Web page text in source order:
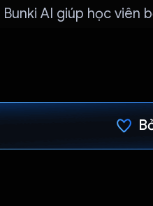
Bunki AI giúp học viên